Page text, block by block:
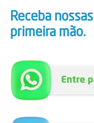
Receba
primeira mão.